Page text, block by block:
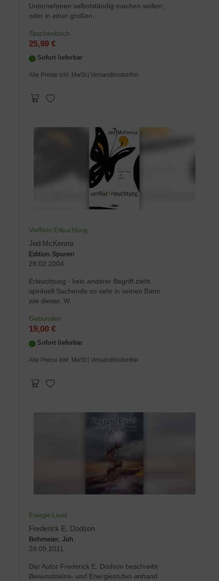
Unternehmen selbstständig machen wollen,
oder in einer großen...
Taschenbuch
25,99 €
Sofort lieferbar
Alle Preise inkl. MwSt | Versandkostenfrei
Verflixte Erleuchtung
Jed McKenna
Edition Spuren
28.02.2004
Erleuchtung - kein anderer Begriff zieht
spirituell Suchende so sehr in seinen Bann
wie dieser. W...
Gebunden
19,00 €
Sofort lieferbar
Alle Preise inkl. MwSt | Versandkostenfrei
Energie-Level
Frederick E. Dodson
Bohmeier, Joh.
28.09.2011
Der Autor Frederick E. Dodson beschreibt
Bewusstseins- und Energiestufen anhand